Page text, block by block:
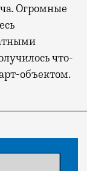
Огромные
что-
объектом.